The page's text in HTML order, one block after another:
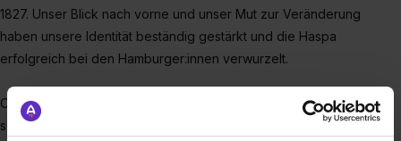
1827. Unser Blick nach vorne und unser Mut zur Veränderung
haben unsere Identität beständig gestärkt und die Haspa
erfolgreich bei den Hamburger:innen verwurzelt.
Ob im persönlichen Gespräch mit unseren Nachbar:innen, im
sozialen Engagement für die Gesellschaft oder bei der